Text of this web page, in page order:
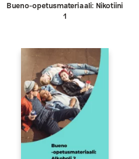
Bueno-opetusmateriaali: Nikotiini
1